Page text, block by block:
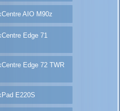
AIO M90z
Edge 71
Edge 72 TWR
E220S